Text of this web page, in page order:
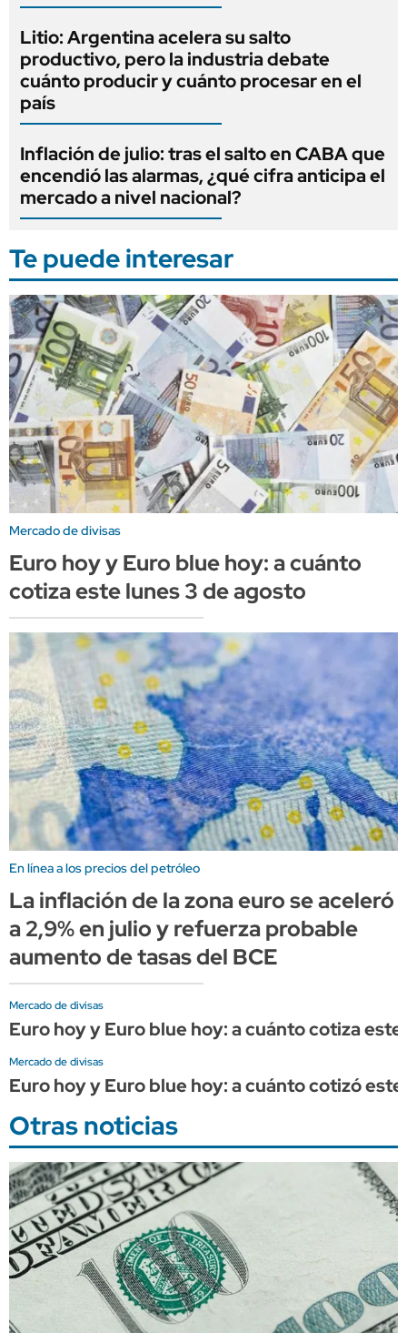
Litio: Argentina acelera su salto
productivo, pero la industria debate
cuánto producir y cuánto procesar en el
país
Inflación de julio: tras el salto en CABA que
encendió las alarmas, ¿qué cifra anticipa el
mercado a nivel nacional?
Te puede interesar
Mercado de divisas
Euro hoy y Euro blue hoy: a cuánto
cotiza este lunes 3 de agosto
En línea a los precios del petróleo
La inflación de la zona euro se aceleró
a 2,9% en julio y refuerza probable
aumento de tasas del BCE
Mercado de divisas
Euro hoy y Euro blue hoy: a cuánto cotiza
Mercado de divisas
Euro hoy y Euro blue hoy: a cuánto cotizó
Otras noticias